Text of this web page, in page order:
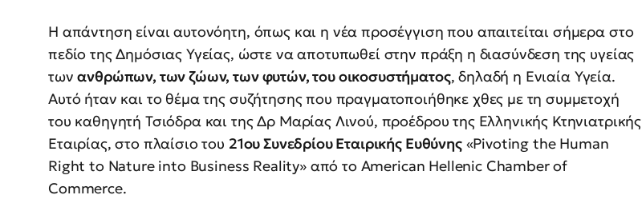
Η απάντηση είναι αυτονόητη, όπως και η νέα προσέγγιση που απαιτείται σήμερα στο
πεδίο της Δημόσιας Υγείας, ώστε να αποτυπωθεί στην πράξη η διασύνδεση της υγείας
τωνανθρώπων, των ζώων, των φυτών, του οικοσυστήματος, δηλαδή η Ενιαία Υγεία.
Αυτό ήταν και το θέμα της συζήτησης που πραγματοποιήθηκε χθες με τη συμμετοχή
του καθηγητή Τσιόδρα και της Δρ Μαρίας Λινού, προέδρου της Ελληνικής Κτηνιατρικής
Εταιρίας, στο πλαίσιο του 21ου Συνεδρίου Εταιρικής Ευθύνης«Pivoting the Human
Right to Nature into Business Reality» από το American Hellenic Chamber of
Commerce.